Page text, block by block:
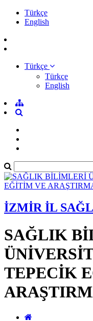
Türkçe
English
Türkçe
Türkçe
English
İZMİR İL
SAĞLIK
TEPECİK